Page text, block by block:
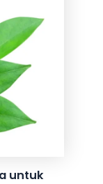
untuk